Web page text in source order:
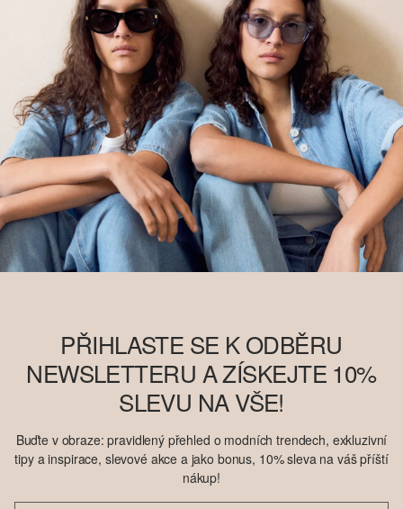
PŘIHLASTE SE K ODBĚRU
NEWSLETTERU A ZÍSKEJTE 10%
SLEVU NA VŠE!
Buďte v obraze: pravidlený přehled o modních trendech, exkluzivní
tipy a inspirace, slevové akce a jako bonus, 10% sleva na váš příští
nákup!